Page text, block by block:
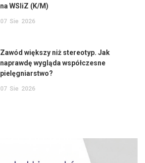
na WSIiZ (K/M)
07 Sie 2026
Zawód większy niż stereotyp. Jak
naprawdę wygląda współczesne
pielęgniarstwo?
07 Sie 2026